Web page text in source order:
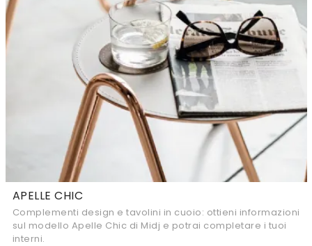
APELLE CHIC
Complementi design e tavolini in cuoio: ottieni informazioni
sul modello Apelle Chic di Midj e potrai completare i tuoi
interni.